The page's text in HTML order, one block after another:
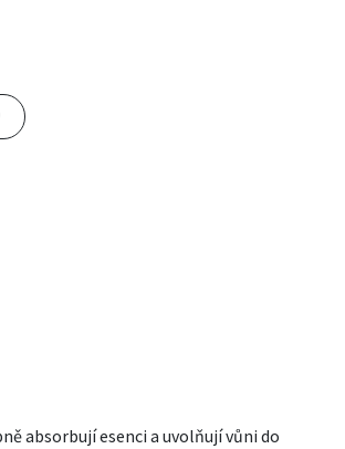
absorbují esenci a uvolňují vůni do